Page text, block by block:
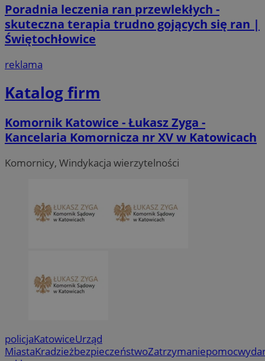
Poradnia leczenia ran przewlekłych -
skuteczna terapia trudno gojących się ran |
Świętochłowice
reklama
Katalog firm
Komornik Katowice - Łukasz Zyga -
Kancelaria Komornicza nr XV w Katowicach
Komornicy, Windykacja wierzytelności
policjaKatowiceUrząd
MiastaKradzieżbezpieczeństwoZatrzymaniepomoc